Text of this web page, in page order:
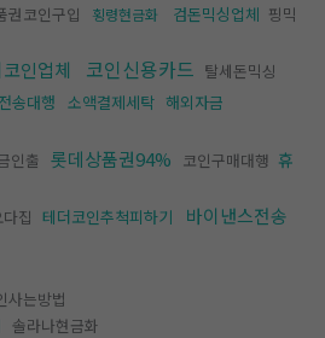
권코인구입 횡령현금화 검돈믹싱업체 핑믹
인업체 코인신용카드 탈세돈믹싱
송대행 소액결제세탁 해외자금
인출 롯데상품권94% 코인구매대행 휴
집 테더코인추척피하기
바이낸스전송
사는방법
솔라나현금화